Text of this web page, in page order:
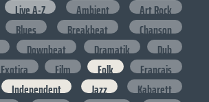
Live A-Z Ambient
Art Rock
Blues Breakbeat
Chanson
Downbeat Dramatik
Dub
Exotica Film Folk
Francais
Independent Jazz
Kabarett